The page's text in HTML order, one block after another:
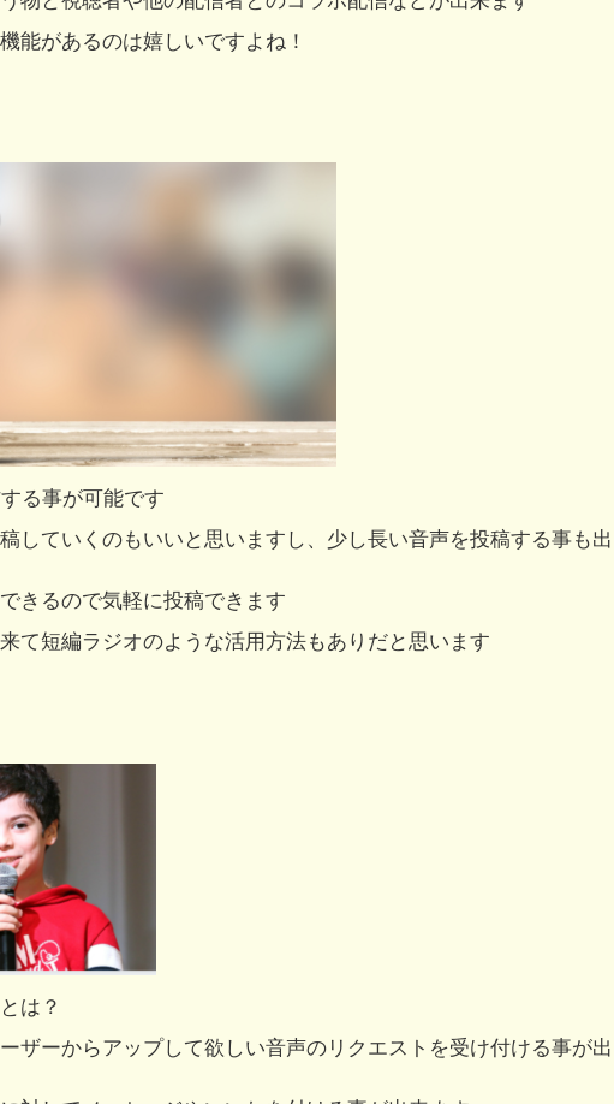
能があるのは嬉しいですよね！
る事が可能です
していくのもいいと思いますし、少し長い音声を投稿する事も出
きるので気軽に投稿できます
て短編ラジオのような活用方法もありだと思います
は？
ザーからアップして欲しい音声のリクエストを受け付ける事が出